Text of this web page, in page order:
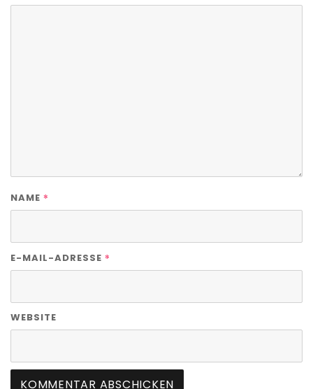
NAME *
E-MAIL-ADRESSE *
WEBSITE